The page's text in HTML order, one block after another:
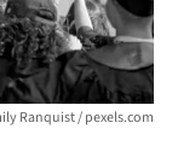
Ranquist / pexels.com